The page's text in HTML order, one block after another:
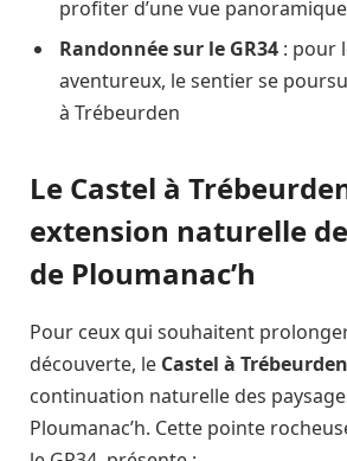
profiter d’une vue
Randonnée sur le GR34 : pour
aventureux, le sentier se
à Trébeurden
Le Castel à
extension naturelle
de Ploumanac’h
Pour ceux qui souhaitent
découverte, le Castel à Trébeurden
continuation naturelle des
Ploumanac’h. Cette pointe